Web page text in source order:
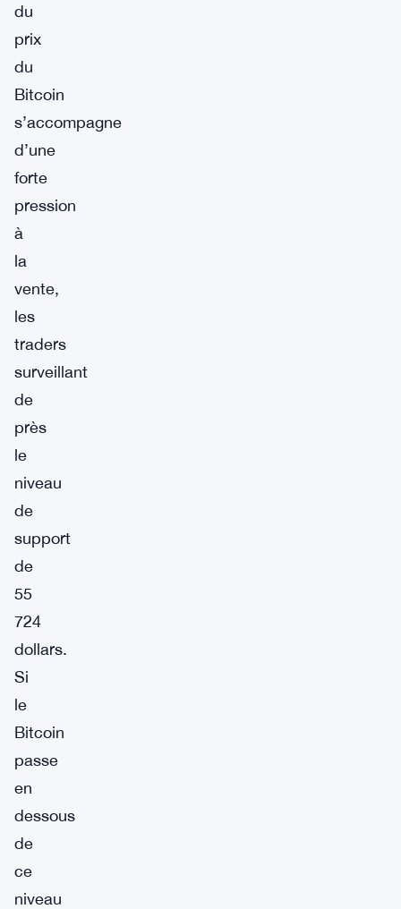
du
prix
du
Bitcoin
s’accompagne
d’une
forte
pression
à
la
vente,
les
traders
surveillant
de
près
le
niveau
de
support
de
55
724
dollars.
Si
le
Bitcoin
passe
en
dessous
de
ce
niveau